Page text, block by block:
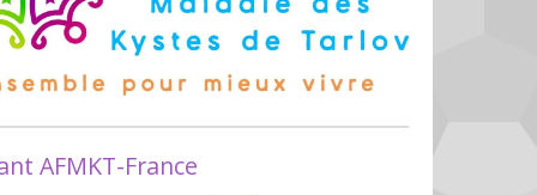
AFMKT-France